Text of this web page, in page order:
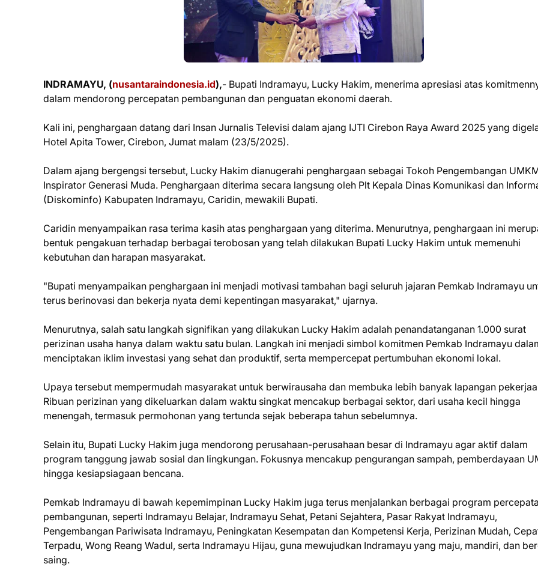
INDRAMAYU, (nusantaraindonesia.id),- Bupati Indramayu, Lucky Hakim, menerima apresiasi atas
dalam mendorong percepatan pembangunan dan penguatan ekonomi daerah.
‎Kali ini, penghargaan datang dari Insan Jurnalis Televisi dalam ajang IJTI Cirebon Raya Award 2025 yang
Hotel Apita Tower, Cirebon, Jumat malam (23/5/2025).
‎Dalam ajang bergengsi tersebut, Lucky Hakim dianugerahi penghargaan sebagai Tokoh Pengembangan
Inspirator Generasi Muda. Penghargaan diterima secara langsung oleh Plt Kepala Dinas Komunikasi dan
(Diskominfo) Kabupaten Indramayu, Caridin, mewakili Bupati.
‎Caridin menyampaikan rasa terima kasih atas penghargaan yang diterima. Menurutnya, penghargaan ini
bentuk pengakuan terhadap berbagai terobosan yang telah dilakukan Bupati Lucky Hakim untuk memenuhi
kebutuhan dan harapan masyarakat.
"Bupati menyampaikan penghargaan ini menjadi motivasi tambahan bagi seluruh jajaran Pemkab Indramayu
terus berinovasi dan bekerja nyata demi kepentingan masyarakat," ujarnya.
‎Menurutnya, salah satu langkah signifikan yang dilakukan Lucky Hakim adalah penandatanganan 1.000 surat
perizinan usaha hanya dalam waktu satu bulan. Langkah ini menjadi simbol komitmen Pemkab Indramayu
menciptakan iklim investasi yang sehat dan produktif, serta mempercepat pertumbuhan ekonomi lokal.
‎Upaya tersebut mempermudah masyarakat untuk berwirausaha dan membuka lebih banyak lapangan
Ribuan perizinan yang dikeluarkan dalam waktu singkat mencakup berbagai sektor, dari usaha kecil hingga
menengah, termasuk permohonan yang tertunda sejak beberapa tahun sebelumnya.
‎Selain itu, Bupati Lucky Hakim juga mendorong perusahaan-perusahaan besar di Indramayu agar aktif dalam
program tanggung jawab sosial dan lingkungan. Fokusnya mencakup pengurangan sampah, pemberdayaan
hingga kesiapsiagaan bencana.
‎Pemkab Indramayu di bawah kepemimpinan Lucky Hakim juga terus menjalankan berbagai program
pembangunan, seperti Indramayu Belajar, Indramayu Sehat, Petani Sejahtera, Pasar Rakyat Indramayu,
Pengembangan Pariwisata Indramayu, Peningkatan Kesempatan dan Kompetensi Kerja, Perizinan Mudah,
Terpadu, Wong Reang Wadul, serta Indramayu Hijau, guna mewujudkan Indramayu yang maju, mandiri, dan
saing.